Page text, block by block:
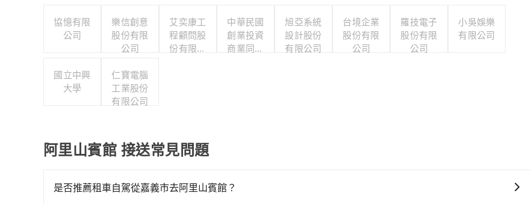
協憶有限
公司
樂信創意
股份有限
公司
艾奕康工
程顧問股
份有限公
中華民國
創業投資
商業同業
旭亞系統
設計股份
有限公司
台境企業
股份有限
公司
羅技電子
股份有限
公司
小吳娛樂
有限公司
國立中興
大學
仁寶電腦
工業股份
有限公司
阿里山賓館 接送常見問題
是否推薦租車自駕從嘉義市去阿里山賓館？